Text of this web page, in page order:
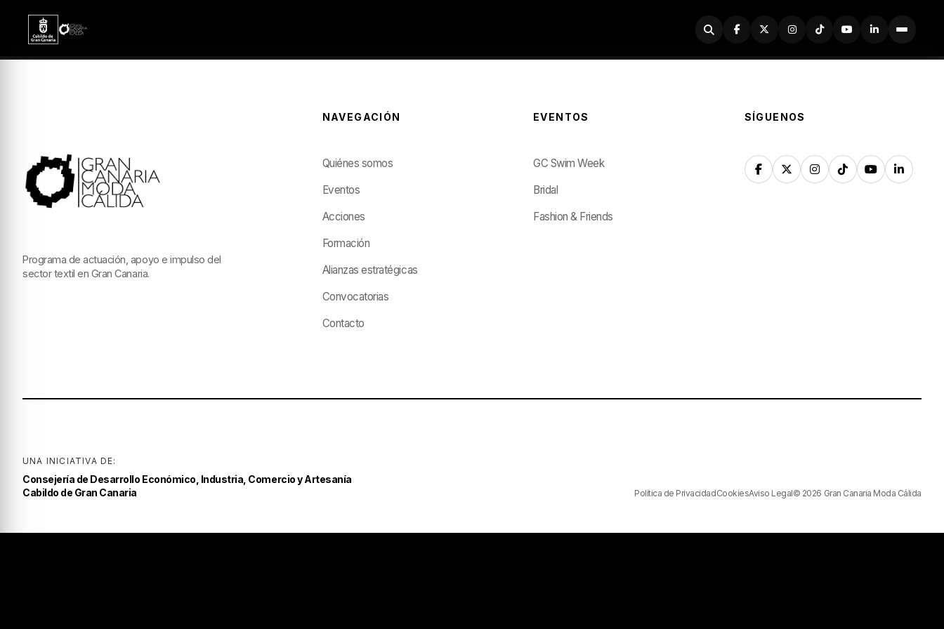
Buscador
Programa de actuación, apoyo e impulso del
sector textil en Gran Canaria.
NAVEGACIÓN
Quiénes somos
Eventos
Acciones
Formación
Alianzas estratégicas
Convocatorias
Contacto
EVENTOS
GC Swim Week
Bridal
Fashion & Friends
SÍGUENOS
UNA INICIATIVA DE:
Consejería de Desarrollo Económico, Industria, Comercio y Artesanía
Cabildo de Gran Canaria
Política de PrivacidadCookiesAviso Legal© 2026 Gran Canaria Moda Cálida